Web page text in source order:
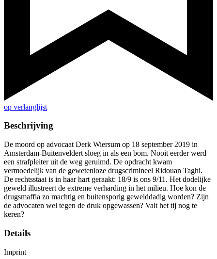
op verlanglijst
Beschrijving
De moord op advocaat Derk Wiersum op 18 september 2019 in
Amsterdam-Buitenveldert sloeg in als een bom. Nooit eerder werd
een strafpleiter uit de weg geruimd. De opdracht kwam
vermoedelijk van de gewetenloze drugscrimineel Ridouan Taghi.
De rechtsstaat is in haar hart geraakt: 18/9 is ons 9/11. Het dodelijke
geweld illustreert de extreme verharding in het milieu. Hoe kon de
drugsmaffia zo machtig en buitensporig gewelddadig worden? Zijn
de advocaten wel tegen de druk opgewassen? Valt het tij nog te
keren?
Details
Imprint